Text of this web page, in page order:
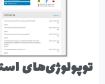
توپولوژی‌های